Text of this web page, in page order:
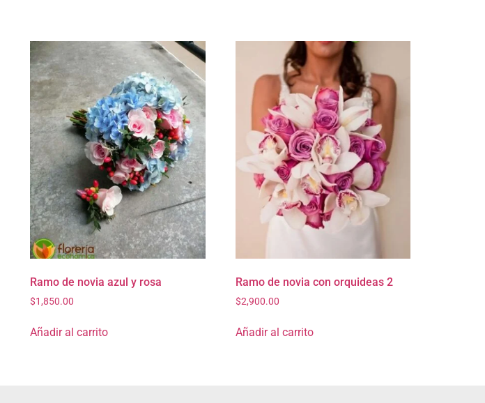
Ramo de novia azul y rosa
$1,850.00
Añadir al carrito
Ramo de novia con orquideas 2
$2,900.00
Añadir al carrito